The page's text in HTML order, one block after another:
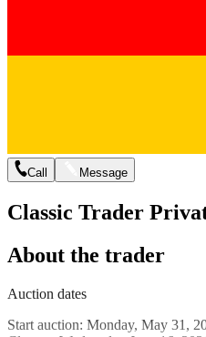
Call Message
Classic Trader
About the trader
Auction dates
Start auction: Monday, May 31,